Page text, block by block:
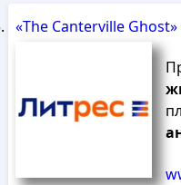
«The Canterville